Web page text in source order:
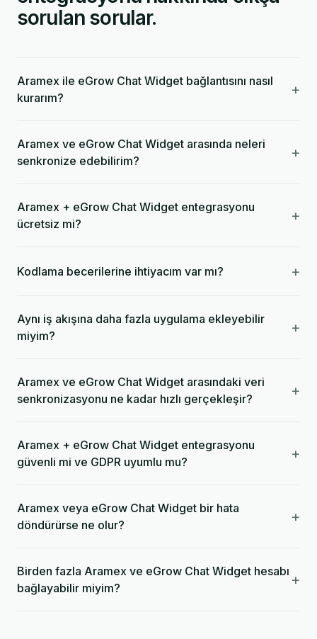
sorulan sorular.
Aramex ile eGrow Chat Widget bağlantısını nasıl
kurarım?
+
Aramex ve eGrow Chat Widget arasında neleri
senkronize edebilirim?
+
Aramex + eGrow Chat Widget entegrasyonu
ücretsiz mi?
+
Kodlama becerilerine ihtiyacım var mı? +
Aynı iş akışına daha fazla uygulama ekleyebilir
miyim?
+
Aramex ve eGrow Chat Widget arasındaki veri
senkronizasyonu ne kadar hızlı gerçekleşir?
+
Aramex + eGrow Chat Widget entegrasyonu
güvenli mi ve GDPR uyumlu mu?
+
Aramex veya eGrow Chat Widget bir hata
döndürürse ne olur?
+
Birden fazla Aramex ve eGrow Chat Widget hesabı
bağlayabilir miyim?
+